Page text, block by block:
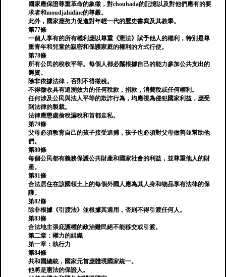
國家應保證尊重革命的象徵，對chouhada的記憶以及對他們應有的要
求者和moudjahidine的尊嚴。
此外，國家應努力促進對年輕一代的歷史書寫及其教學。
第77條
一個人享有的所有權利應以尊重《憲法》賦予他人的權利，特別是尊
重青年和兒童的親密和保護家庭的權利的方式行使。
第78條
所有公民的稅收平等。每個人都必鬚根據自己的能力參加公共支出的
籌資。
除非依據法律，否則不得徵稅。
不得徵收具有追溯效力的任何稅款，捐款，消費稅或任何權利。
任何涉及公民與法人平等的欺詐行為，均應視為侵犯國家利益，應受
到法律的製裁。
法律應懲處偷稅漏稅和首都走私。
第79條
父母必須教育自己的孩子接受追捕，孩子也必須對父母做善並幫助他
們。
第80條
每個公民都有義務保護公共財產和國家社會的利益，並尊重他人的財
產。
第81條
合法居住在該國領土上的每個外國人應為其人身和物品享有法律的保
護。
第82條
除非根據《引渡法》並根據其適用，否則不得引渡任何人。
第83條
合法地主張庇護權的政治難民絕不能移交或引渡。
第二章：權力的組織
第一章：執行力
第84條
共和國總統，國家元首應體現國家統一。
他將是憲法的保證人。